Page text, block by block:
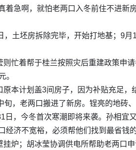
着急啊，就怕老两口入冬前住不进新
，土坯房拆除完毕，开始打地基；9
则忙着帮于桂兰按照灾后重建政策申
。
原本计划盖3间房子，因为补贴充足，
旬，老两口搬进了新房。锃亮的地砖
日，今冬首次寒潮即将来袭。孙相宜
经济不宽裕，必须帮他们找到最省钱
挂炉；胡冰莹协调供电所帮助老两口